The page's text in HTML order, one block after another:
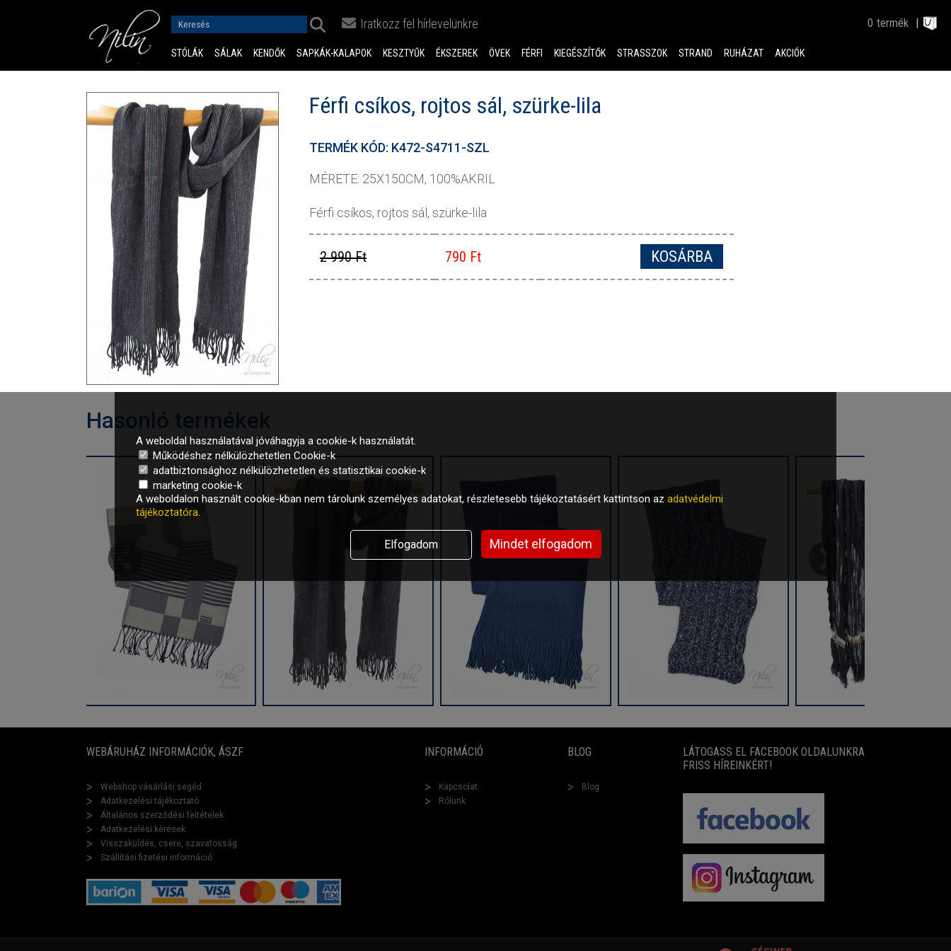
Iratkozz fel hírlevelünkre 0 termék
STÓLÁK SÁLAK KENDŐK SAPKÁK-KALAPOK KESZTYŰK ÉKSZEREK ÖVEK FÉRFI KIEGÉSZÍTŐK STRASSZOK STRAND RUHÁZAT AKCIÓK
Férfi csíkos, rojtos sál, szürke-lila
TERMÉK KÓD: K472-S4711-SZL
MÉRETE: 25X150CM, 100%AKRIL
Férfi csíkos, rojtos sál, szürke-lila
2 990 Ft 790 Ft KOSÁRBA
Hasonló termékek
WEBÁRUHÁZ INFORMÁCIÓK, ÁSZF
Webshop vásárlási segéd
Adatkezelési tájékoztató
Általános szerződési feltételek
Adatkezelési kérések
Visszaküldés, csere, szavatosság
Szállítási fizetési információ
INFORMÁCIÓ
Kapcsolat
Rólunk
BLOG
Blog
LÁTOGASS EL FACEBOOK OLDALUNKRA
FRISS HÍREINKÉRT!
A weboldal használatával jóváhagyja a cookie-k használatát.
Működéshez nélkülözhetetlen Cookie-k
adatbiztonsághoz nélkülözhetetlen és statisztikai cookie-k
marketing cookie-k
A weboldalon használt cookie-kban nem tárolunk személyes adatokat, részletesebb tájékoztatásért kattintson az adatvédelmi
tájékoztatóra.
Elfogadom Mindet elfogadom